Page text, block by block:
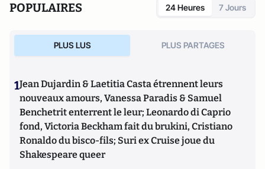
POPULAIRES 24 Heures 7 Jours
PLUS LUS PLUS PARTAGES
1Jean Dujardin & Laetitia Casta étrennent leurs
nouveaux amours, Vanessa Paradis & Samuel
Benchetrit enterrent le leur; Leonardo di Caprio
fond, Victoria Beckham fait du brukini, Cristiano
Ronaldo du bisco-fils; Suri ex Cruise joue du
Shakespeare queer